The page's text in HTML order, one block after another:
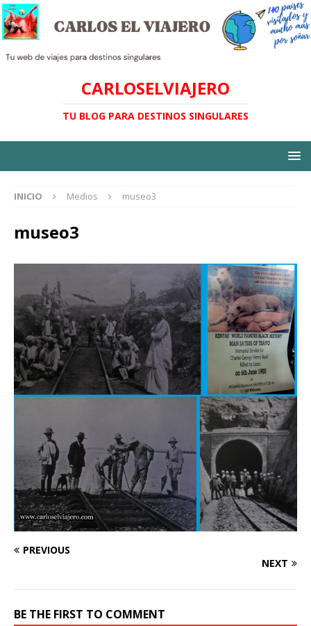
CARLOSELVIAJERO
TU BLOG PARA DESTINOS SINGULARES
INICIO Medios museo3
museo3
PREVIOUS
NEXT
BE THE FIRST TO COMMENT